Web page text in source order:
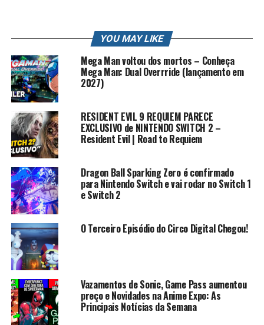
uma adaptação em 3D para PSP do jogo original Mega
Man X do Super Nintendo, lançado originalmente em
dezembro de 2005 no Japão e em 2006 nos EUA e na
Europa,também foi lançado para Playstation Network
em 29 de Outubro de 2009 como complemento baixável,
Novidades
Gráficos refeitos em 3D, mas mantendo a jogabilidade
original;
Efeitos sonoros diferentes, similares aos de Mega Man
X8;
O Buster de Zero é diferente. A versão da cápsula faz
como o de SNES, enquanto a de Zero dá uma tiro-
explosão vermelho;
Uma história e final refeitos;
Vozes dos(as) Personagens;
Cápsulas Escondidas em lugares diferentes;
Adição de animes e um OVA, intitulado “The Day of
Sigma”;
Fases de Sigma mudadas;
YOU MAY LIKE
Mega Man voltou dos mortos – Conheça
Mega Man: Dual Overrride (lançamento em
2027)
RESIDENT EVIL 9 REQUIEM PARECE
EXCLUSIVO de NINTENDO SWITCH 2 –
Resident Evil | Road to Requiem
Dragon Ball Sparking Zero é confirmado
para Nintendo Switch e vai rodar no Switch 1
e Switch 2
O Terceiro Episódio do Circo Digital Chegou!
Vazamentos de Sonic, Game Pass aumentou
preço e Novidades na Anime Expo: As
Principais Notícias da Semana